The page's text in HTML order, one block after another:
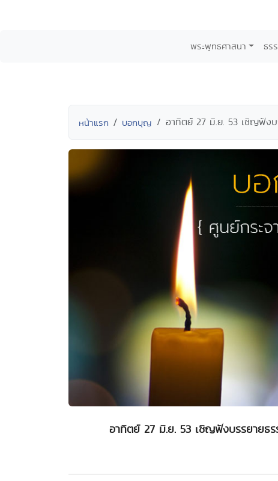
พระพุทธศาสนา ธร
หน้าแรก บอกบุญ อาทิตย์ 27 มิ.ย. 53 เชิญฟังบ
อาทิตย์ 27 มิ.ย. 53 เชิญฟังบรรยายธร